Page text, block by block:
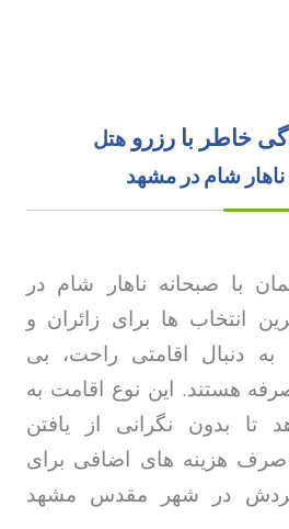
خاطر با رزرو هتل
ناهار شام در مشهد
با صبحانه ناهار شام در
انتخاب ها برای زائران و
دنبال اقامتی راحت، بی
هستند. این نوع اقامت به
بدون نگرانی از یافتن
هزینه های اضافی برای
گردش در شهر مقدس مشهد